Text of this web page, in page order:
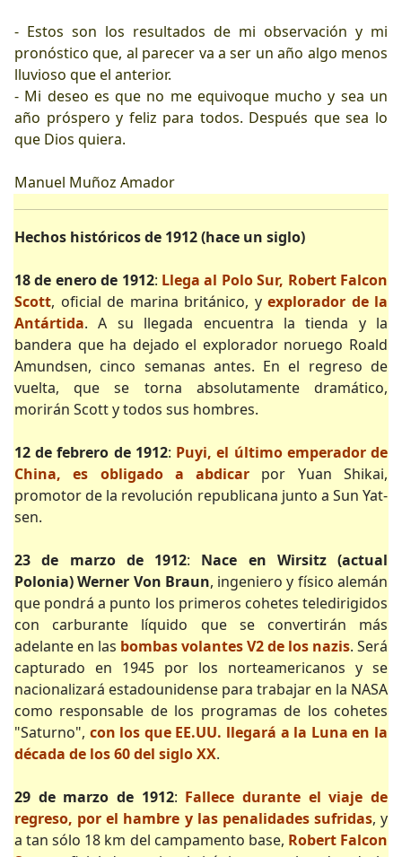
- Estos son los resultados de mi observación y mi
pronóstico que, al parecer va a ser un año algo menos
lluvioso que el anterior.
- Mi deseo es que no me equivoque mucho y sea un
año próspero y feliz para todos. Después que sea lo
que Dios quiera.
Manuel Muñoz Amador
Hechos históricos de 1912 (hace un siglo)
18 de enero de 1912: Llega al Polo Sur, Robert Falcon
Scott, oficial de marina británico, y explorador de la
Antártida. A su llegada encuentra la tienda y la
bandera que ha dejado el explorador noruego Roald
Amundsen, cinco semanas antes. En el regreso de
vuelta, que se torna absolutamente dramático,
morirán Scott y todos sus hombres.
12 de febrero de 1912: Puyi, el último emperador de
China, es obligado a abdicar por Yuan Shikai,
promotor de la revolución republicana junto a Sun Yat-
sen.
23 de marzo de 1912: Nace en Wirsitz (actual
Polonia) Werner Von Braun, ingeniero y físico alemán
que pondrá a punto los primeros cohetes teledirigidos
con carburante líquido que se convertirán más
adelante en las bombas volantes V2 de los nazis. Será
capturado en 1945 por los norteamericanos y se
nacionalizará estadounidense para trabajar en la NASA
como responsable de los programas de los cohetes
"Saturno", con los que EE.UU. llegará a la Luna en la
década de los 60 del siglo XX.
29 de marzo de 1912: Fallece durante el viaje de
regreso, por el hambre y las penalidades sufridas, y
a tan sólo 18 km del campamento base, Robert Falcon